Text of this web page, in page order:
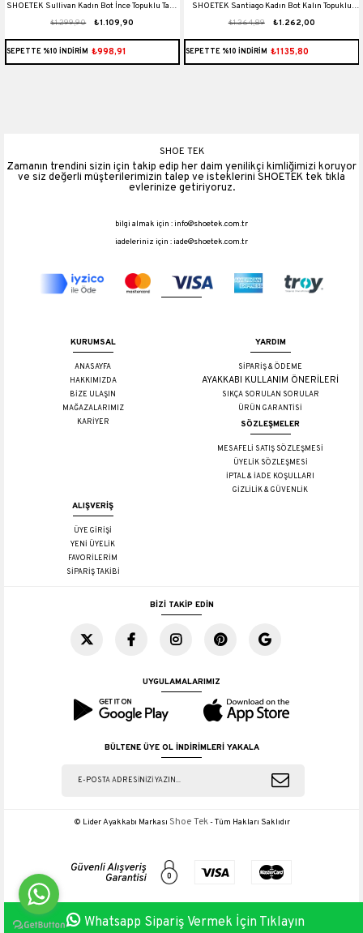
SHOETEK Sullivan Kadın Bot İnce Topuklu Taşlı
Ten Süet₺1.109,90
₺1.299,90
SEPETTE %10 İNDİRİM ₺998,91
SHOETEK Santiago Kadın Bot Kalın Topuklu
Taşlı Siyah Süet
₺1.262,00
₺1.364,89
SEPETTE %10 İNDİRİM ₺1135,80
SHOE TEK
Zamanın trendini sizin için takip edip her daim yenilikçi kimliğimizi koruyor
ve siz değerli müşterilerimizin talep ve isteklerini SHOETEK tek tıkla
evlerinize getiriyoruz.
bilgi almak için :info@shoetek.com.tr
iadeleriniz için :iade@shoetek.com.tr
KURUMSAL
ANASAYFA
HAKKIMIZDA
BİZE ULAŞIN
MAĞAZALARIMIZ
KARİYER
YARDIM
SİPARİŞ & ÖDEME
AYAKKABI KULLANIM ÖNERİLERİ
SIKÇA SORULAN SORULAR
ÜRÜN GARANTİSİ
SÖZLEŞMELER
MESAFELİ SATIŞ SÖZLEŞMESİ
ÜYELİK SÖZLEŞMESİ
İPTAL & İADE KOŞULLARI
GİZLİLİK & GÜVENLİK
ALIŞVERİŞ
ÜYE GİRİŞİ
YENİ ÜYELİK
FAVORİLERİM
SİPARİŞ TAKİBİ
BİZİ TAKİP EDİN
UYGULAMALARIMIZ
BÜLTENE ÜYE OL İNDİRİMLERİ YAKALA
© Lider Ayakkabı Markası Shoe Tek- Tüm Hakları Saklıdır
Whatsapp Sipariş Vermek İçin Tıklayın